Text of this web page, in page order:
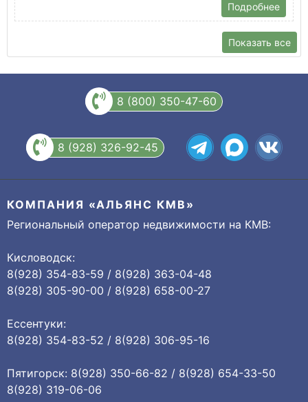
Подробнее
Показать все
8 (800) 350-47-60
8 (928) 326-92-45
КОМПАНИЯ «АЛЬЯНС КМВ»
Региональный оператор недвижимости на КМВ:
Кисловодск:
8(928) 354-83-59 / 8(928) 363-04-48
8(928) 305-90-00 / 8(928) 658-00-27
Ессентуки:
8(928) 354-83-52 / 8(928) 306-95-16
Пятигорск: 8(928) 350-66-82 / 8(928) 654-33-50
8(928) 319-06-06